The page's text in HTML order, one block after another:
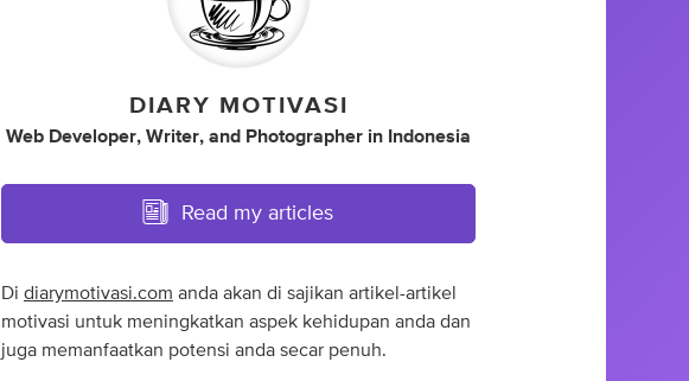
DIARY MOTIVASI
Web Developer, Writer, and Photographer in Indonesia
Read my articles
Di diarymotivasi.com anda akan di sajikan artikel-artikel
motivasi untuk meningkatkan aspek kehidupan anda dan
juga memanfaatkan potensi anda secar penuh.